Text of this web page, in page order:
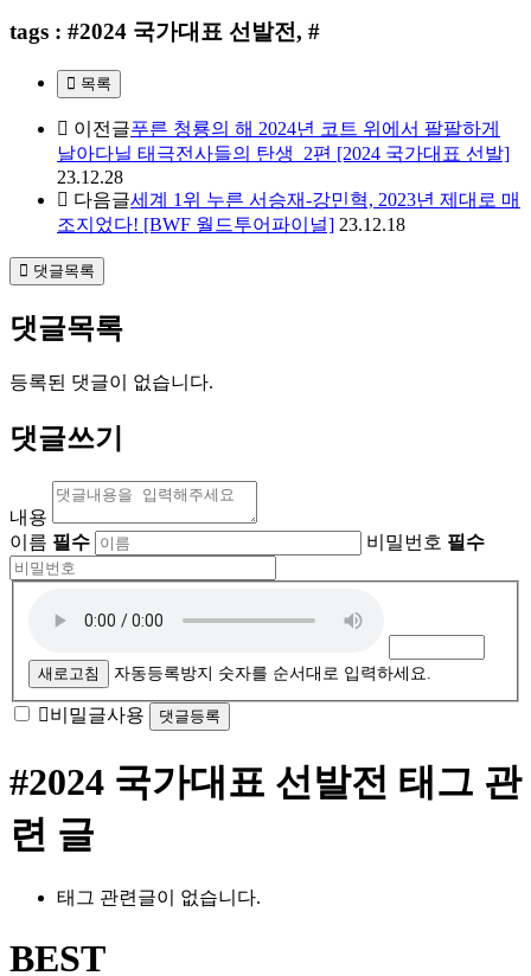
tags : #2024 국가대표 선발전, #
목록
이전글푸른 청룡의 해 2024년 코트 위에서 팔팔하게
날아다닐 태극전사들의 탄생_2편 [2024 국가대표 선발]
23.12.28
다음글세계 1위 누른 서승재-강민혁, 2023년 제대로 매
조지었다! [BWF 월드투어파이널] 23.12.18
댓글목록
댓글목록
등록된 댓글이 없습니다.
댓글쓰기
내용
이름 필수 비밀번호 필수
록
방
지
새로고침 자동등록방지 숫자를 순서대로 입력하세요.
비밀글사용
#2024 국가대표 선발전 태그 관
련 글
태그 관련글이 없습니다.
BEST